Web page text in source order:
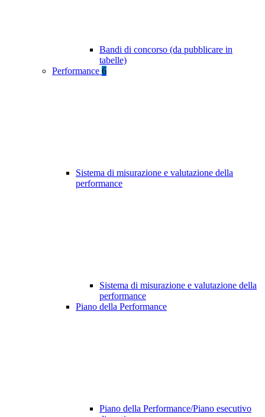
Bandi di concorso (da pubblicare in
tabelle)
Performance 6
Sistema di misurazione e valutazione della
performance
Sistema di misurazione e valutazione della
performance
Piano della Performance
Piano della Performance/Piano esecutivo